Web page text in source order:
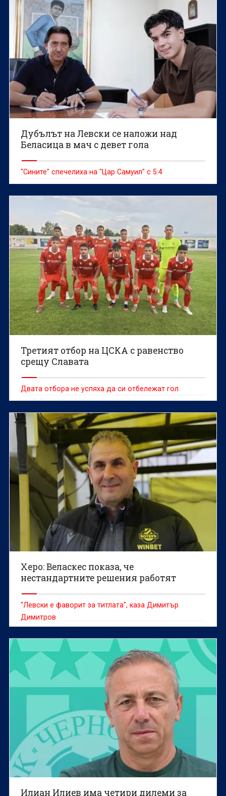
Дубълът на Левски се наложи над
Беласица в мач с девет гола
"Сините" спечелиха на "Цар Самуил" с 5:4
Третият отбор на ЦСКА с равенство
срещу Славата
Двата отбора не успяха да си отбележат гол
Херо: Веласкес показа, че
нестандартните решения работят
"Левски е фаворит за титлата", каза Димитър
Димитров
Илиан Илиев има четири дилеми за